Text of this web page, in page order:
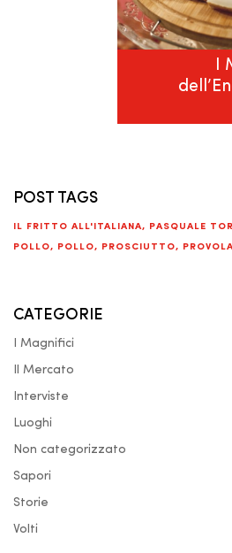
I
POST TAGS
IL FRITTO ALL'ITALIANA, PASQUALE
POLLO, POLLO, PROSCIUTTO,
CATEGORIE
I Magnifici
Il Mercato
Interviste
Luoghi
Non categorizzato
Sapori
Storie
Volti